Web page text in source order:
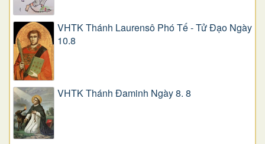
VHTK Thánh Laurensô Phó Tế - Tử Đạo Ngày
10.8
VHTK Thánh Đaminh Ngày 8. 8